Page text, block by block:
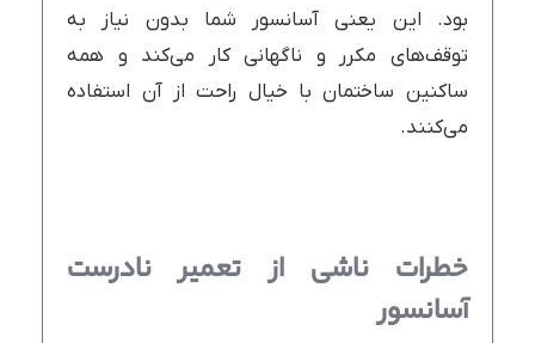
بود. این یعنی آسانسور شما بدون نیاز به
توقف‌های مکرر و ناگهانی کار می‌کند و همه
ساکنین ساختمان با خیال راحت از آن استفاده
می‌کنند.
خطرات ناشی از تعمیر نادرست
آسانسور